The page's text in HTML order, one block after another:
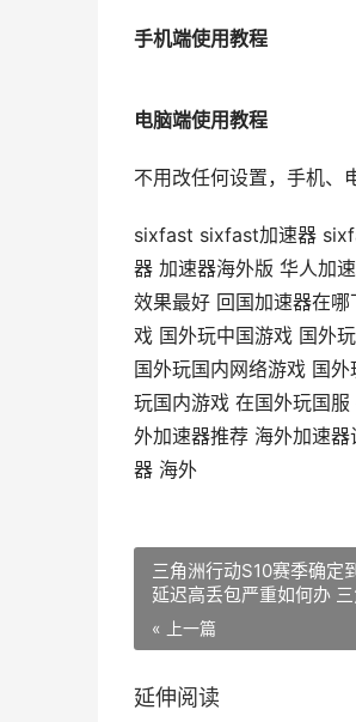
手机端使用教程
电脑端使用教程
不用改任何设置，手机、
sixfast sixfast加速器
器 加速器海外版 华人加
效果最好 回国加速器在
戏 国外玩中国游戏 国外
国外玩国内网络游戏 国
玩国内游戏 在国外玩国
外加速器推荐 海外加速
器 海外
三角洲行动S10赛季确定到6.26 国外玩三角
延迟高丢包严重如何办
« 上一篇
延伸阅读